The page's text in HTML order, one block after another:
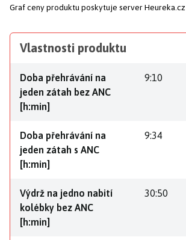
Graf ceny produktu poskytuje server Heureka.cz
Vlastnosti produktu
Doba přehrávání na
jeden zátah bez ANC
[h:min]
9:10
Doba přehrávání na
jeden zátah s ANC
[h:min]
9:34
Výdrž na jedno nabití
kolébky bez ANC
[h:min]
30:50